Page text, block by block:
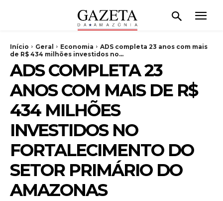
Início Geral Economia
ADS completa 23 anos com mais
de R$ 434 milhões investidos no...
ADS COMPLETA 23
ANOS COM MAIS DE R$
434 MILHÕES
INVESTIDOS NO
FORTALECIMENTO DO
SETOR PRIMÁRIO DO
AMAZONAS